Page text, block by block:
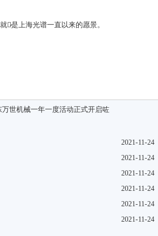
是上海光谱一直以来的愿景。
万世机械一年一度活动正式开启咗
2021-11-24
2021-11-24
2021-11-24
2021-11-24
2021-11-24
2021-11-24